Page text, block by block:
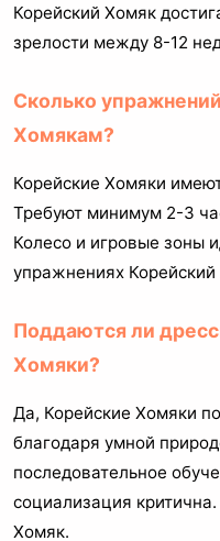
Корейский Хомяк
зрелости между 8-12
Сколько
Хомякам?
Корейские Хомяки
Требуют минимум 2-3
Колесо и игровые зоны
упражнениях
Поддаются ли
Хомяки?
Да, Корейские Хомяки
благодаря умной
последовательное
социализация
Хомяк.